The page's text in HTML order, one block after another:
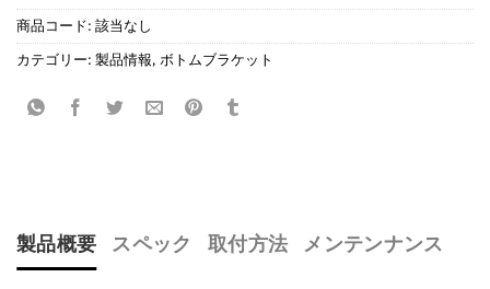
商品コード: 該当なし
カテゴリー: 製品情報, ボトムブラケット
製品概要 スペック 取付方法 メンテンナンス